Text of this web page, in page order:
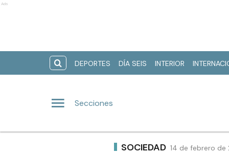
Ads
DEPORTES DÍA SEIS INTERIOR
Secciones
SOCIEDAD 14 de febrero